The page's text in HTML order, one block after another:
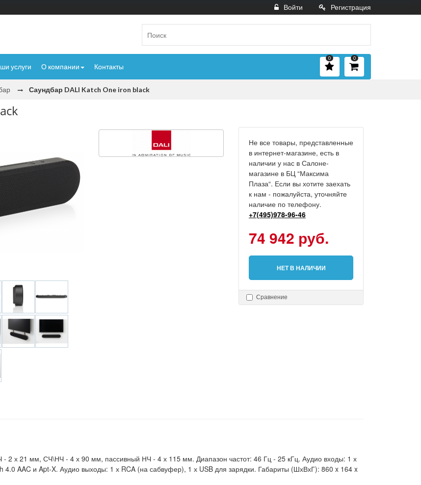
Войти Регистрация
услуги О компании Контакты
0
0
Саундбар DALI Katch One iron black
Не все товары, представленные
в интернет-магазине, есть в
наличии у нас в Салоне-
магазине в БЦ “Максима
Плаза“. Если вы хотите заехать
к нам - пожалуйста, уточняйте
наличие по телефону.
+7(495)978-96-46
74 942 руб.
НЕТ В НАЛИЧИИ
Сравнение
2 х 21 мм, СЧ\НЧ - 4 х 90 мм, пассивный НЧ - 4 х 115 мм. Диапазон частот: 46 Гц - 25 кГц. Аудио входы: 1 х
AAC и Apt-X. Аудио выходы: 1 х RCA (на сабвуфер), 1 х USB для зарядки. Габариты (ШхВхГ): 860 x 164 x